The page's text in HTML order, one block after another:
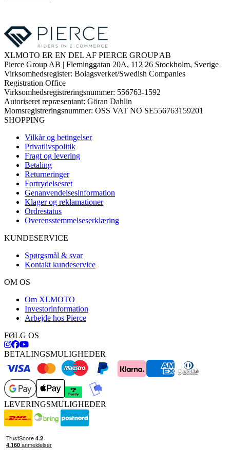
XLMOTO ER EN DEL AF PIERCE GROUP AB
Pierce Group AB | Fleminggatan 20A, 112 26 Stockholm, Sverige
Virksomhedsregister: Bolagsverket/Swedish Companies
Registration Office
Virksomhedsregistreringsnummer: 556763-1592
Autoriseret repræsentant: Göran Dahlin
Momsregistreringsnummer: OSS VAT NO SE556763159201
SHOPPING
Vilkår og betingelser
Privatlivspolitik
Fragt og levering
Betaling
Returneringer
Fortrydelsesret
Genanvendelsesinformation
Klager og reklamationer
Ordrestatus
Overensstemmelseserklæring
KUNDESERVICE
Spørgsmål & svar
Kontakt kundeservice
OM OS
Om XLMOTO
Investorinformation
Arbejde hos Pierce
FØLG OS
BETALINGSMULIGHEDER
LEVERINGSMULIGHEDER